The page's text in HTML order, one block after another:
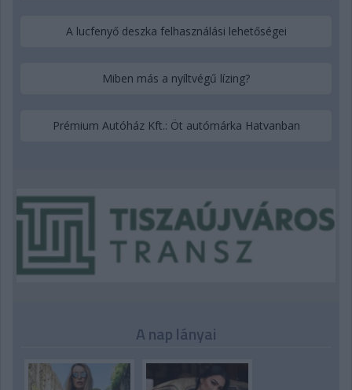
A lucfenyő deszka felhasználási lehetőségei
Miben más a nyíltvégű lízing?
Prémium Autóház Kft.: Öt autómárka Hatvanban
A nap lányai